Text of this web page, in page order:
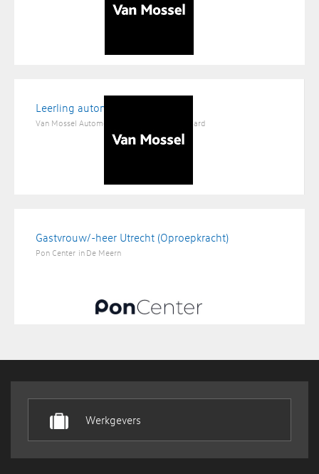
Leerling automonteur
Van Mossel Automotive Groep Valkenswaard
Gastvrouw/-heer Utrecht (Oproepkracht)
Pon Center in De Meern
Werkgevers